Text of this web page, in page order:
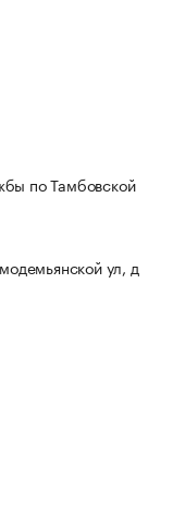
по Тамбовской
ул, д